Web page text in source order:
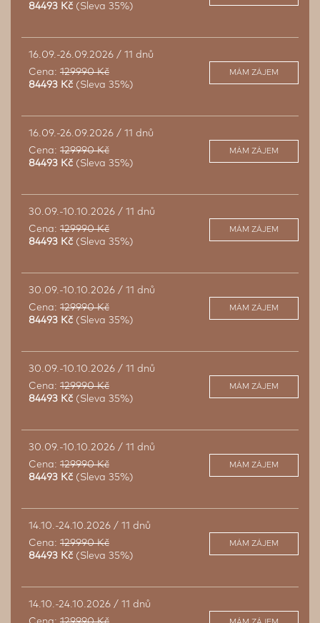
84493 Kč (Sleva 35%)
16.09.-26.09.2026 / 11 dnů
Cena: 129990 Kč
84493 Kč (Sleva 35%)
MÁM ZÁJEM
16.09.-26.09.2026 / 11 dnů
Cena: 129990 Kč
84493 Kč (Sleva 35%)
MÁM ZÁJEM
30.09.-10.10.2026 / 11 dnů
Cena: 129990 Kč
84493 Kč (Sleva 35%)
MÁM ZÁJEM
30.09.-10.10.2026 / 11 dnů
Cena: 129990 Kč
84493 Kč (Sleva 35%)
MÁM ZÁJEM
30.09.-10.10.2026 / 11 dnů
Cena: 129990 Kč
84493 Kč (Sleva 35%)
MÁM ZÁJEM
30.09.-10.10.2026 / 11 dnů
Cena: 129990 Kč
84493 Kč (Sleva 35%)
MÁM ZÁJEM
14.10.-24.10.2026 / 11 dnů
Cena: 129990 Kč
84493 Kč (Sleva 35%)
MÁM ZÁJEM
14.10.-24.10.2026 / 11 dnů